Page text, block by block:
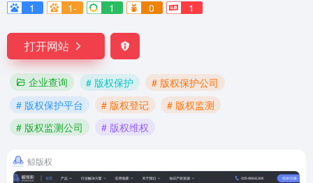
1
1- 1 0 1
打开网站
企业查询 # 版权保护
# 版权保护公司
# 版权保护平台
# 版权登记
# 版权监测
# 版权监测公司
# 版权维权
鲸版权